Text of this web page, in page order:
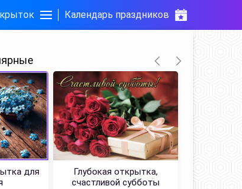
Календарь праздников
для
Глубокая открытка,
счастливой субботы